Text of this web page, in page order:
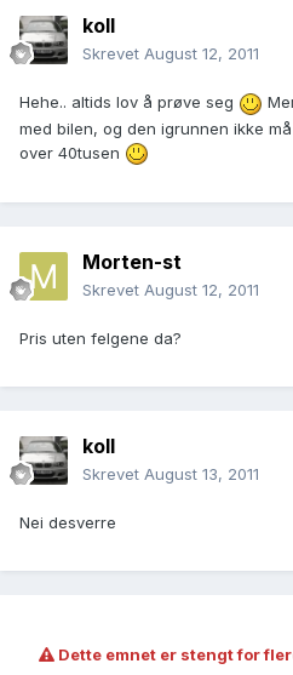
koll
Skrevet August 12, 2011
Hehe.. altids lov å prøve seg
med bilen, og den igrunnen ikke
over 40tusen
Morten-st
Skrevet August 12, 2011
Pris uten felgene da?
koll
Skrevet August 13, 2011
Nei desverre
Dette emnet er stengt for